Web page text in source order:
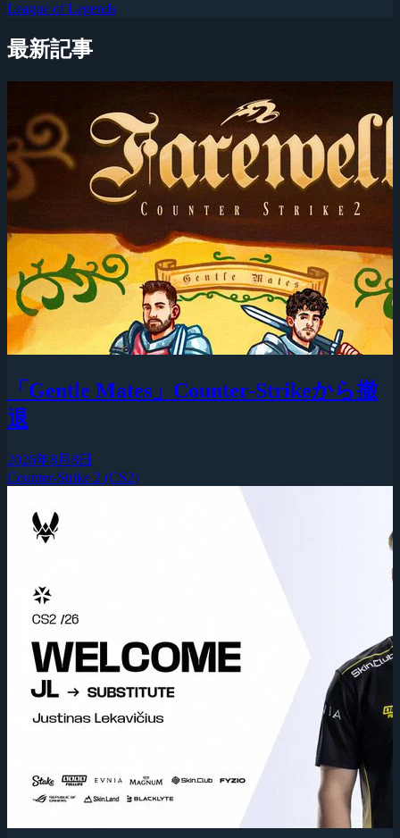
League of Legends
最新記事
「Gentle Mates」Counter-Strikeから撤
退
2026年8月8日
Counter-Strike 2 (CS2)